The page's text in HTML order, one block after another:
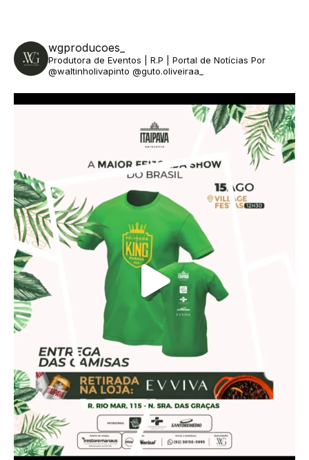
wgproducoes_
Produtora de Eventos | R.P | Portal de Notícias Por
@waltinholivapinto @guto.oliveiraa_